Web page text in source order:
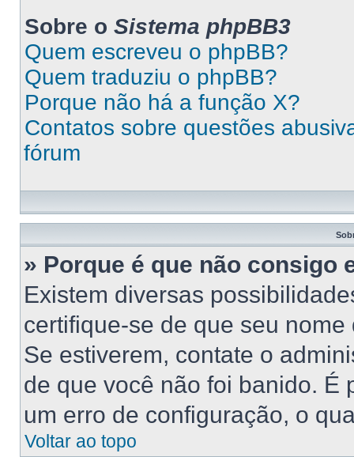
Sobre o Sistema phpBB3
Quem escreveu o phpBB?
Quem traduziu o phpBB?
Porque não há a função X?
Contatos sobre questões
fórum
» Porque é que não consigo
Existem diversas
certifique-se de que seu
Se estiverem, contate o
de que você não foi banido. É
um erro de configuração, o
Voltar ao topo